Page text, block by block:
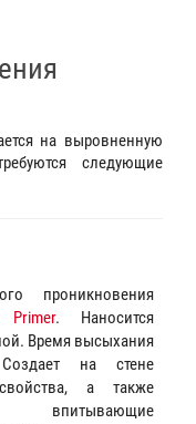
на выровненную
следующие
проникновения
. Наносится
Время высыхания
на стене
а также
впитывающие